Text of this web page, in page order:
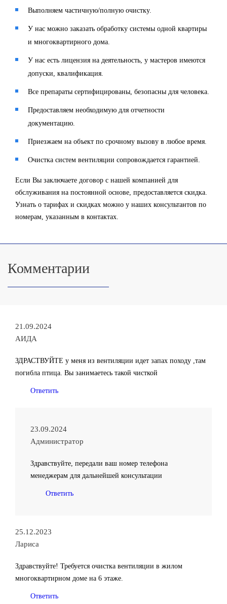
Выполняем частичную/полную очистку.
У нас можно заказать обработку системы одной квартиры
и многоквартирного дома.
У нас есть лицензия на деятельность, у мастеров имеются
допуски, квалификация.
Все препараты сертифицированы, безопасны для человека.
Предоставляем необходимую для отчетности
документацию.
Приезжаем на объект по срочному вызову в любое время.
Очистка систем вентиляции сопровождается гарантией.
Если Вы заключаете договор с нашей компанией для
обслуживания на постоянной основе, предоставляется скидка.
Узнать о тарифах и скидках можно у наших консультантов по
номерам, указанным в контактах.
Комментарии
21.09.2024
АИДА
ЗДРАСТВУЙТЕ у меня из вентиляции идет запах походу ,там
погибла птица. Вы занимаетесь такой чисткой
Ответить
23.09.2024
Администратор
Здравствуйте, передали ваш номер телефона
менеджерам для дальнейшей консультации
Ответить
25.12.2023
Лариса
Здравствуйте! Требуется очистка вентиляции в жилом
многоквартирном доме на 6 этаже.
Ответить